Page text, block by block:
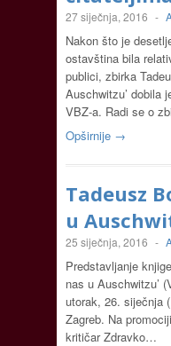
27 siječnja, 2016 -
Nakon što je
ostavština bila
publici, zbirka
Auschwitzu’ dobila
VBZ-a. Radi se o
Opširnije →
Tadeusz
u
25 siječnja, 2016 -
Predstavljanje
nas u Auschwitzu’
utorak, 26. siječnja
Zagreb. Na
kritičar Zdravko…